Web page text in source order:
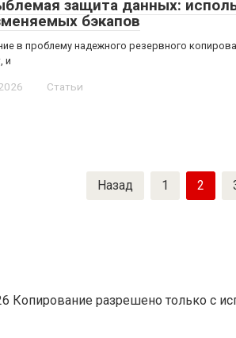
защита данных:
бэкапов
в проблему надежного резервного
и
Статьи
Назад 1 2
Копирование разрешено только с